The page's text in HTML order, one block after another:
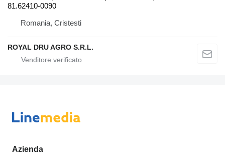
81.62410-0090
Romania, Cristesti
ROYAL DRU AGRO S.R.L.
Azienda